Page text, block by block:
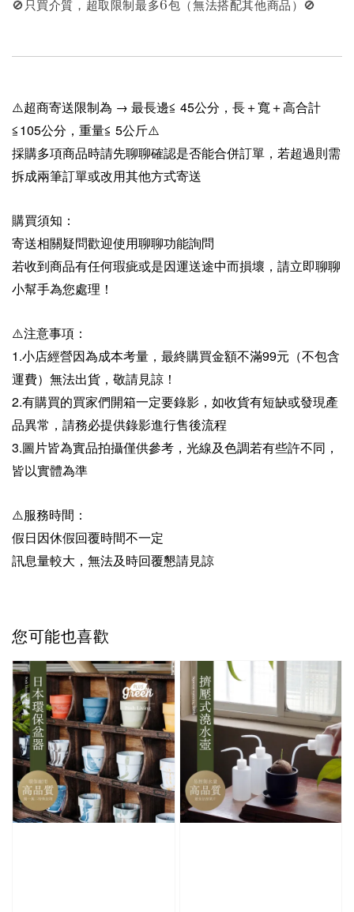
🚫只買介質，超取限制最多6包（無法搭配其他商品）🚫
⚠️超商寄送限制為 → 最長邊≦ 45公分，長＋寬＋高合計
≦105公分，重量≦ 5公斤⚠️
採購多項商品時請先聊聊確認是否能合併訂單，若超過則需
拆成兩筆訂單或改用其他方式寄送
購買須知：
寄送相關疑問歡迎使用聊聊功能詢問
若收到商品有任何瑕疵或是因運送途中而損壞，請立即聊聊
小幫手為您處理！
⚠️注意事項：
1.小店經營因為成本考量，最終購買金額不滿99元（不包含
運費）無法出貨，敬請見諒！
2.有購買的買家們開箱一定要錄影，如收貨有短缺或發現產
品異常，請務必提供錄影進行售後流程
3.圖片皆為實品拍攝僅供參考，光線及色調若有些許不同，
皆以實體為準
⚠️服務時間：
假日因休假回覆時間不一定
訊息量較大，無法及時回覆懇請見諒
您可能也喜歡